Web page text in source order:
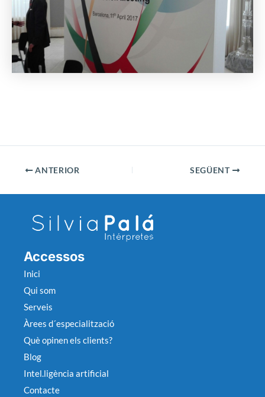
ANTERIOR SEGÜENT
Accessos
Inici
Qui som
Serveis
Àrees d´especialització
Què opinen els clients?
Blog
Intel.ligència artificial
Contacte